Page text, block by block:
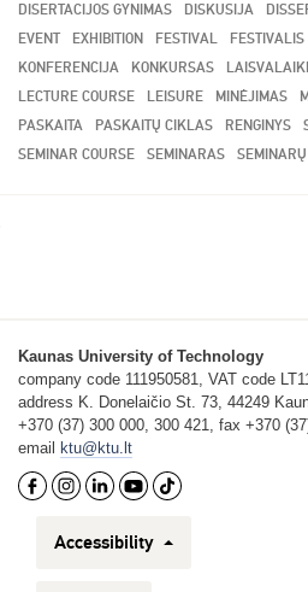
DISERTACIJOS GYNIMAS
DISKUSIJA
EVENT
EXHIBITION FESTIVAL FESTIVALIS
KONFERENCIJA
KONKURSAS
LECTURE COURSE
LEISURE MINĖJIMAS
PASKAITA
PASKAITŲ CIKLAS RENGINYS
SEMINAR COURSE
SEMINARAS
Kaunas University of Technology
company code 111950581, VAT code
address K. Donelaičio St. 73, 44249
+370 (37) 300 000, 300 421, fax +370
email
ktu@ktu.lt
Accessibility